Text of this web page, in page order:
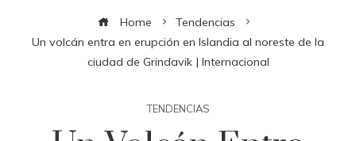
Home
Tendencias
Un volcán entra en erupción en Islandia al noreste de la
ciudad de Grindavik | Internacional
TENDENCIAS